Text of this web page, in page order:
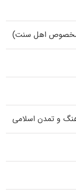
(مخصوص اهل سنت)
و تمدن اسلامی